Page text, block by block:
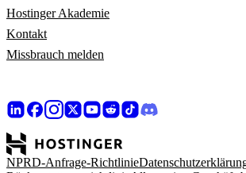
Hostinger Akademie
Kontakt
Missbrauch melden
NPRD-Anfrage-Richtlinie